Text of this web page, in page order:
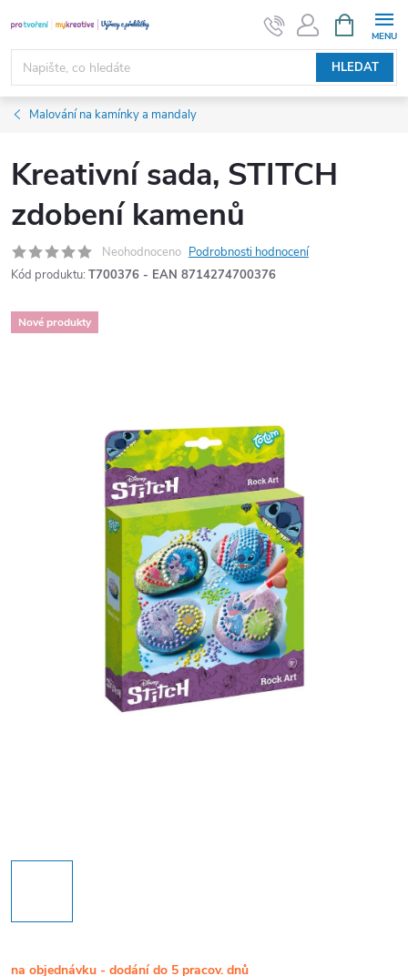
na
obsah
HLEDAT
NÁKUPNÍ
KOŠÍK
Malování na kamínky a mandaly
Kreativní sada, STITCH
zdobení kamenů
Neohodnoceno Podrobnosti hodnocení
Kód produktu: T700376 - EAN 8714274700376
Nové produkty
na objednávku - dodání do 5 pracov. dnů